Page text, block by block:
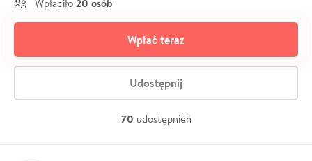
Wpłaciło 20 osób
Wpłać teraz
Udostępnij
70 udostępnień